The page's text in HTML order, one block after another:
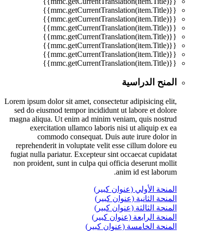
{{mmc.getCurrentTranslation(item.Title)}}
{{mmc.getCurrentTranslation(item.Title)}}
{{mmc.getCurrentTranslation(item.Title)}}
{{mmc.getCurrentTranslation(item.Title)}}
{{mmc.getCurrentTranslation(item.Title)}}
{{mmc.getCurrentTranslation(item.Title)}}
{{mmc.getCurrentTranslation(item.Title)}}
المنح الدراسية
Lorem ipsum dolor sit amet, consectetur adipisicing elit,
sed do eiusmod tempor incididunt ut labore et dolore
magna aliqua. Ut enim ad minim veniam, quis nostrud
exercitation ullamco laboris nisi ut aliquip ex ea
commodo consequat. Duis aute irure dolor in
reprehenderit in voluptate velit esse cillum dolore eu
fugiat nulla pariatur. Excepteur sint occaecat cupidatat
non proident, sunt in culpa qui officia deserunt mollit
anim id est laborum.
المنحة الأولي (عنوان كبير)
المنحة الثانية (عنوان كبير)
المنحة الثالثة (عنوان كبير)
المنحة الرابعة (عنوان كبير)
المنحة الخامسة (عنوان كبير)